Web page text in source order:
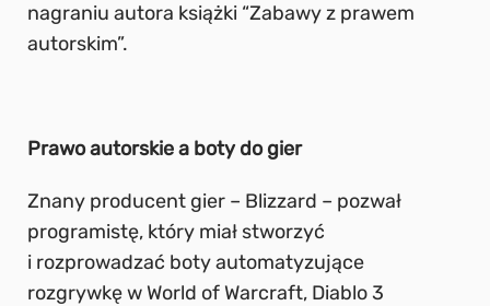
nagraniu autora książki “Zabawy z prawem
autorskim”.
Prawo autorskie a boty do gier
Znany producent gier – Blizzard – pozwał
programistę, który miał stworzyć
i rozprowadzać boty automatyzujące
rozgrywkę w World of Warcraft, Diablo 3